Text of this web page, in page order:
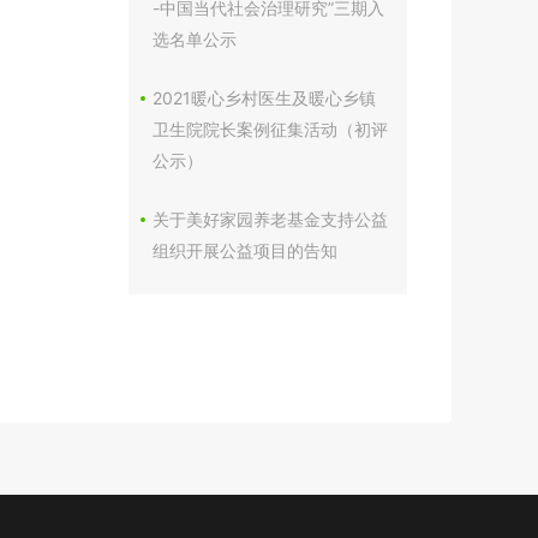
-中国当代社会治理研究”三期入
选名单公示
2021暖心乡村医生及暖心乡镇
卫生院院长案例征集活动（初评
公示）
关于美好家园养老基金支持公益
组织开展公益项目的告知